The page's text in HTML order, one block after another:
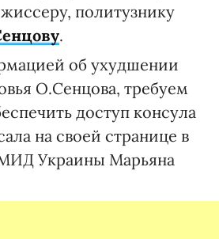
политузнику
.
об ухудшении
О.Сенцова, требуем
доступ консула
на своей странице в
Украины Марьяна